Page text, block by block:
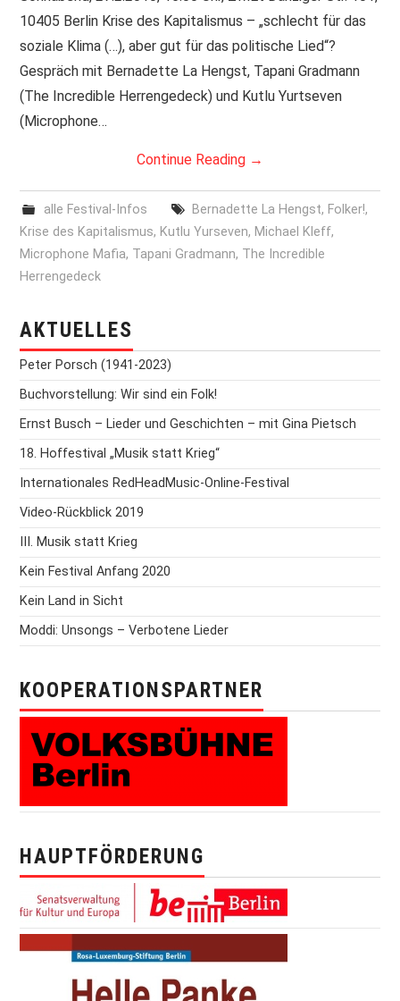
PRINT & CDS
IMPRESSUM
10405 Berlin Krise des Kapitalismus – „schlecht für das
soziale Klima (…), aber gut für das politische Lied“?
Gespräch mit Bernadette La Hengst, Tapani Gradmann
(The Incredible Herrengedeck) und Kutlu Yurtseven
(Microphone…
Continue Reading →
alle Festival-Infos Bernadette La Hengst, Folker!,
Krise des Kapitalismus, Kutlu Yurseven, Michael Kleff,
Microphone Mafia, Tapani Gradmann, The Incredible
Herrengedeck
AKTUELLES
Peter Porsch (1941-2023)
Buchvorstellung: Wir sind ein Folk!
Ernst Busch – Lieder und Geschichten – mit Gina Pietsch
18. Hoffestival „Musik statt Krieg“
Internationales RedHeadMusic-Online-Festival
Video-Rückblick 2019
III. Musik statt Krieg
Kein Festival Anfang 2020
Kein Land in Sicht
Moddi: Unsongs – Verbotene Lieder
KOOPERATIONSPARTNER
HAUPTFÖRDERUNG